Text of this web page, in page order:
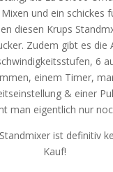
und ein schickes
diesen Krups
Zudem gibt es die
6
einem Timer,
& einer
man eigentlich nur
ist definitiv
Kauf!